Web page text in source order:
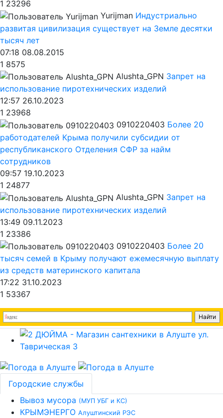
1 23296
Yurijman Индустриально
развитая цивилизация существует на Земле десятки
тысяч лет
07:18 08.08.2015
1 8575
Alushta_GPN Запрет на
использование пиротехнических изделий
12:57 26.10.2023
1 23968
0910220403 Более 20
работодателей Крыма получили субсидии от
республиканского Отделения СФР за найм
сотрудников
09:57 19.10.2023
1 24877
Alushta_GPN Запрет на
использование пиротехнических изделий
13:49 09.11.2023
1 23386
0910220403 Более 20
тысяч семей в Крыму получают ежемесячную выплату
из средств материнского капитала
17:22 31.10.2023
1 53367
Городские службы
Вывоз мусора (МУП УБГ и КС)
КРЫМЭНЕРГО Алуштинский РЭС